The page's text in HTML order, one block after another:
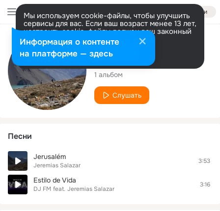
Войти
Мы используем cookie-файлы, чтобы улучшить
сервисы для вас. Если ваш возраст менее 13 лет,
настроить cookie-файлы должен ваш законный
представитель. Больше информации
Разрешить все Настроить
Исполнитель
Jeremias Salazar
1 альбом
Слушать
Песни
Jerusalém
Jeremias Salazar
3:53
Estilo de Vida
DJ FM feat. Jeremias Salazar
3:16
Информация о контенте
на платформе — здесь